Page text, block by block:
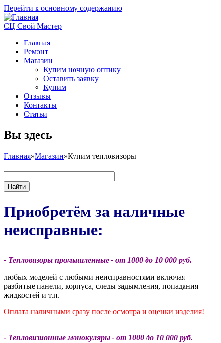
Перейти к основному содержанию
СЦ Свой Мастер
Главная
Ремонт
Магазин
Купим ночную оптику
Оставить заявку
Купим
Отзывы
Контакты
Статьи
Вы здесь
Главная»Магазин»Купим тепловизоры
Приобретём за наличные
неисправные:
- Тепловизоры промышленные - от 1000 до 10 000 руб.
любых моделей с любыми неисправностями включая
разбитые панели, корпуса, следы задымления, попадания
жидкостей и т.п.
Оплата наличными сразу после осмотра и оценки изделия!
- Тепловизионные монокуляры - от 1000 до 10 000 руб.